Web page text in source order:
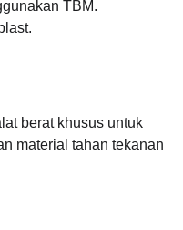
TBM.
berat khusus untuk
material tahan tekanan